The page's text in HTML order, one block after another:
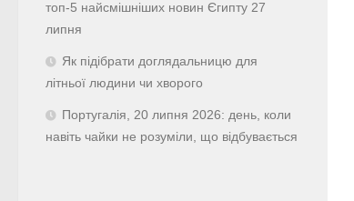
топ-5 найсмішніших новин Єгипту 27
липня
Як підібрати доглядальницю для
літньої людини чи хворого
Португалія, 20 липня 2026: день, коли
навіть чайки не розуміли, що відбувається